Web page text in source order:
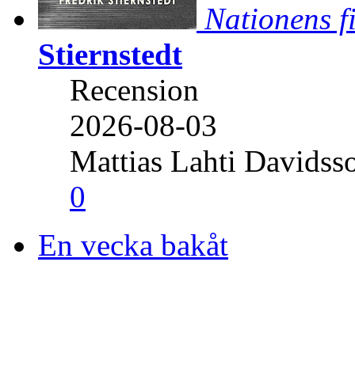
Nationens
Stiernstedt
Recension
2026-08-03
Mattias Lahti
0
En vecka bakåt